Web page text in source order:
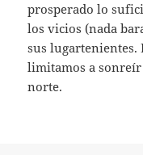
prosperado lo
los vicios (nada
sus lugartenientes.
limitamos a
norte.